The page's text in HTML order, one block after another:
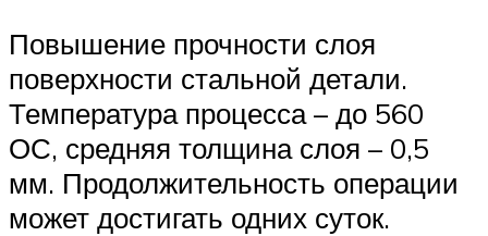
Повышение прочности слоя
поверхности стальной детали.
Температура процесса – до 560
ОС, средняя толщина слоя – 0,5
мм. Продолжительность операции
может достигать одних суток.